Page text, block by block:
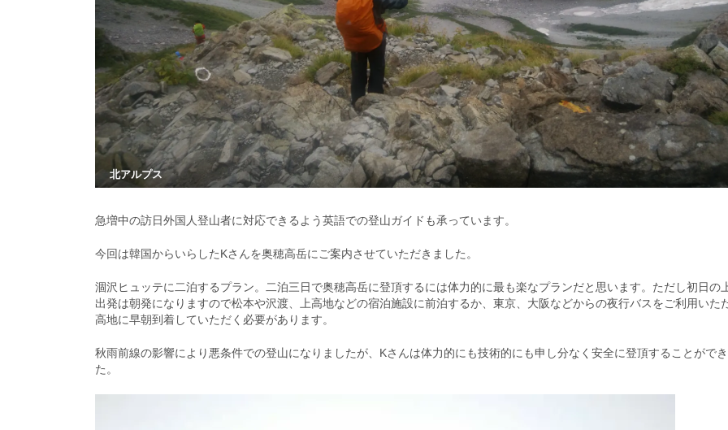
北アルプス
急増中の訪日外国人登山者に対応できるよう英語での登山ガイドも承っています。
今回は韓国からいらしたKさんを奥穂高岳にご案内させていただきました。
涸沢ヒュッテに二泊するプラン。二泊三日で奥穂高岳に登頂するには体力的に最も楽なプランだと思います。ただし初日の
出発は朝発になりますので松本や沢渡、上高地などの宿泊施設に前泊するか、東京、大阪などからの夜行バスをご利用いた
高地に早朝到着していただく必要があります。
秋雨前線の影響により悪条件での登山になりましたが、Kさんは体力的にも技術的にも申し分なく安全に登頂することがで
た。